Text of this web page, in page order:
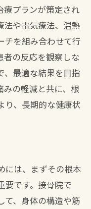
療プランが策定され
法や電気療法、温熱
チを組み合わせて行
者の反応を観察しな
、最適な結果を目指
みの軽減と共に、根
り、長期的な健康状
には、まずその根本
要です。接骨院で
て、身体の構造や筋